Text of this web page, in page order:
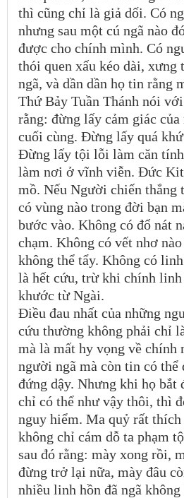
thì cũng chỉ là giả dối. Có
nhưng sau một cú ngã nào
được cho chính mình. Có
thói quen xấu kéo dài, xưng
ngã, và dần dần họ tin rằng
Thứ Bảy Tuần Thánh nói
rằng: đừng lấy cảm giác
cuối cùng. Đừng lấy quá
Đừng lấy tội lỗi làm căn
làm nơi ở vĩnh viễn. Đức
mồ. Nếu Người chiến thắng
có vùng nào trong đời bạn
bước vào. Không có đổ nát
chạm. Không có vết nhơ
không thể tẩy. Không có
là hết cứu, trừ khi chính linh
khước từ Ngài.
Điều đau nhất của những
cứu thường không phải chỉ
mà là mất hy vọng về chính
người ngã mà còn tin có thể
đứng dậy. Nhưng khi họ bắt
chỉ có thể như vậy thôi, thì
nguy hiểm. Ma quỷ rất
không chỉ cám dỗ ta phạm
sau đó rằng: mày xong rồi,
đừng trở lại nữa, mày đâu
nhiều linh hồn đã ngã